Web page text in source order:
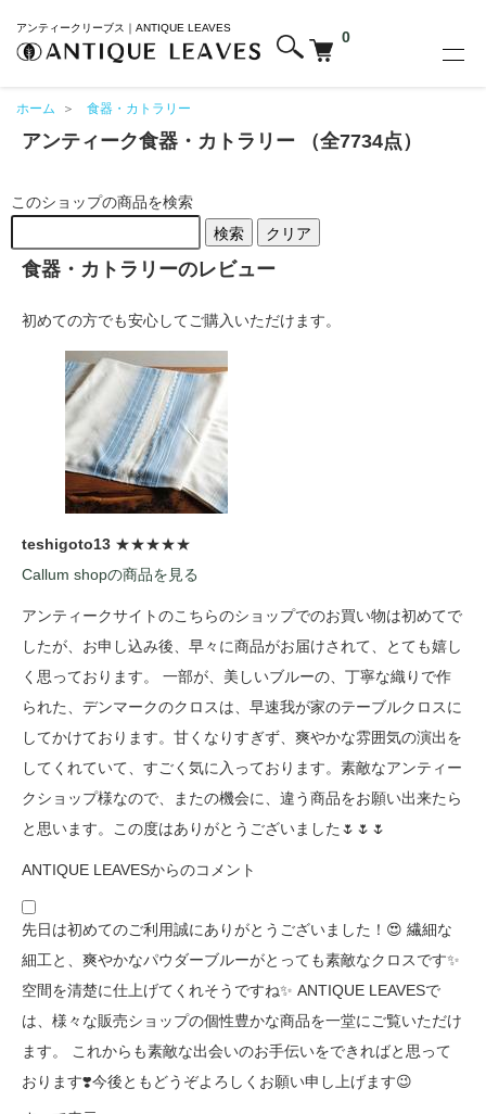
アンティークリーブス｜ANTIQUE LEAVES
0
ホーム ＞ 食器・カトラリー
アンティーク食器・カトラリー （全7734点）
このショップの商品を検索
検索
クリア
食器・カトラリーのレビュー
初めての方でも安心してご購入いただけます。
teshigoto13 ★★★★★
Callum shopの商品を見る
アンティークサイトのこちらのショップでのお買い物は初めてで
したが、お申し込み後、早々に商品がお届けされて、とても嬉し
く思っております。 一部が、美しいブルーの、丁寧な織りで作
られた、デンマークのクロスは、早速我が家のテーブルクロスに
してかけております。甘くなりすぎず、爽やかな雰囲気の演出を
してくれていて、すごく気に入っております。素敵なアンティー
クショップ様なので、またの機会に、違う商品をお願い出来たら
と思います。この度はありがとうございました🌷🌷🌷
ANTIQUE LEAVESからのコメント
先日は初めてのご利用誠にありがとうございました！😍 繊細な
細工と、爽やかなパウダーブルーがとっても素敵なクロスです✨
空間を清楚に仕上げてくれそうですね✨ ANTIQUE LEAVESで
は、様々な販売ショップの個性豊かな商品を一堂にご覧いただけ
ます。 これからも素敵な出会いのお手伝いをできればと思って
おります❣️今後ともどうぞよろしくお願い申し上げます😉